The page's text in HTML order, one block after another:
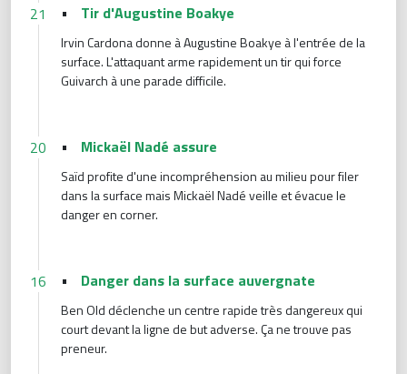
21 • Tir d'Augustine Boakye
Irvin Cardona donne à Augustine Boakye à l'entrée de la
surface. L'attaquant arme rapidement un tir qui force
Guivarch à une parade difficile.
20 • Mickaël Nadé assure
Saïd profite d'une incompréhension au milieu pour filer
dans la surface mais Mickaël Nadé veille et évacue le
danger en corner.
16 • Danger dans la surface auvergnate
Ben Old déclenche un centre rapide très dangereux qui
court devant la ligne de but adverse. Ça ne trouve pas
preneur.